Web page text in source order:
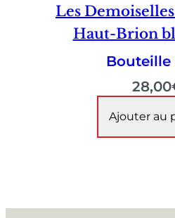
Les
Haut-Brion
Bouteille
28,00
Ajouter au